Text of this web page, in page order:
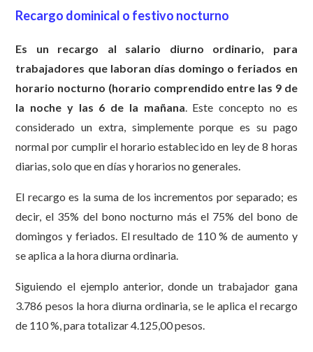
Recargo dominical o festivo nocturno
Es un recargo al salario diurno ordinario, para
trabajadores que laboran días domingo o feriados en
horario nocturno (horario comprendido entre las 9 de
la noche y las 6 de la mañana. Este concepto no es
considerado un extra, simplemente porque es su pago
normal por cumplir el horario establecido en ley de 8 horas
diarias, solo que en días y horarios no generales.
El recargo es la suma de los incrementos por separado; es
decir, el 35% del bono nocturno más el 75% del bono de
domingos y feriados. El resultado de 110 % de aumento y
se aplica a la hora diurna ordinaria.
Siguiendo el ejemplo anterior, donde un trabajador gana
3.786 pesos la hora diurna ordinaria, se le aplica el recargo
de 110 %, para totalizar 4.125,00 pesos.